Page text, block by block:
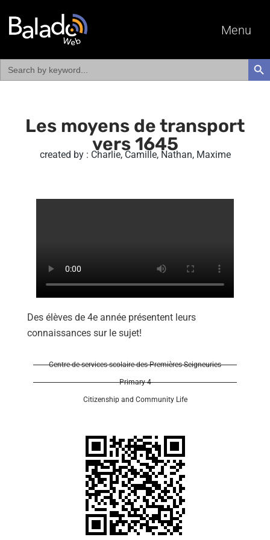
Menu
Search
for:
Les moyens de transport
vers 1645
created by : Charlie, Camille, Nathan, Maxime
Des élèves de 4e année présentent leurs
connaissances sur le sujet!
Centre de services scolaire des Premières-Seigneuries
Primary 4
Citizenship and Community Life